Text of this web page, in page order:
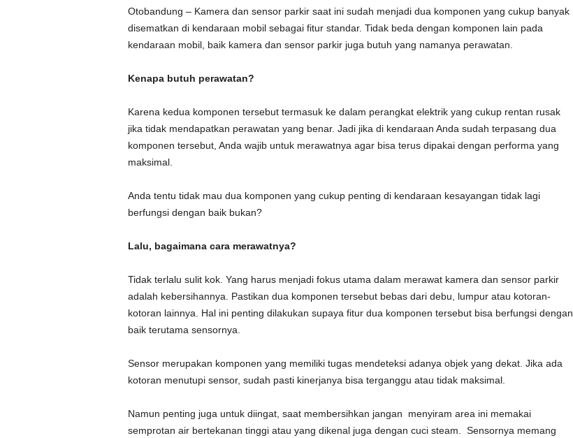
Otobandung – Kamera dan sensor parkir saat ini sudah menjadi dua komponen yang cukup banyak
disematkan di kendaraan mobil sebagai fitur standar. Tidak beda dengan komponen lain pada
kendaraan mobil, baik kamera dan sensor parkir juga butuh yang namanya perawatan.
Kenapa butuh perawatan?
Karena kedua komponen tersebut termasuk ke dalam perangkat elektrik yang cukup rentan rusak
jika tidak mendapatkan perawatan yang benar. Jadi jika di kendaraan Anda sudah terpasang dua
komponen tersebut, Anda wajib untuk merawatnya agar bisa terus dipakai dengan performa yang
maksimal.
Anda tentu tidak mau dua komponen yang cukup penting di kendaraan kesayangan tidak lagi
berfungsi dengan baik bukan?
Lalu, bagaimana cara merawatnya?
Tidak terlalu sulit kok. Yang harus menjadi fokus utama dalam merawat kamera dan sensor parkir
adalah kebersihannya. Pastikan dua komponen tersebut bebas dari debu, lumpur atau kotoran-
kotoran lainnya. Hal ini penting dilakukan supaya fitur dua komponen tersebut bisa berfungsi dengan
baik terutama sensornya.
Sensor merupakan komponen yang memiliki tugas mendeteksi adanya objek yang dekat. Jika ada
kotoran menutupi sensor, sudah pasti kinerjanya bisa terganggu atau tidak maksimal.
Namun penting juga untuk diingat, saat membersihkan jangan menyiram area ini memakai
semprotan air bertekanan tinggi atau yang dikenal juga dengan cuci steam. Sensornya memang